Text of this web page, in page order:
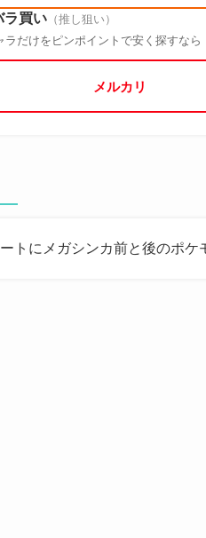
ラ買い （推し狙い）
ラだけをピンポイントで安く探すなら
メルカリ
トにメガシンカ前と後のポケ